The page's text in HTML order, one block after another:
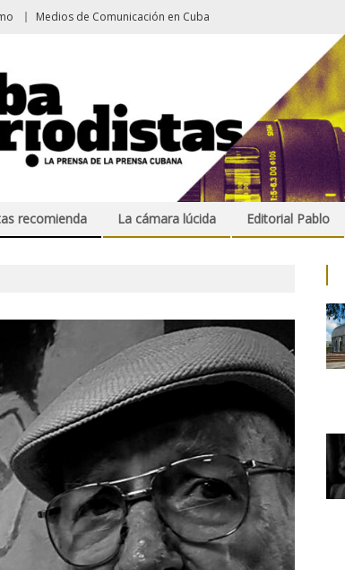
Medios de Comunicación en Cuba
recomienda La cámara lúcida Editorial Pablo